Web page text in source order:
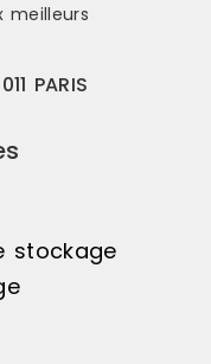
meilleurs
PARIS
stockage